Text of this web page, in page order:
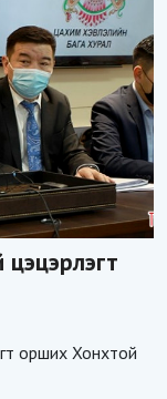
цэцэрлэгт
орших Хонхтой